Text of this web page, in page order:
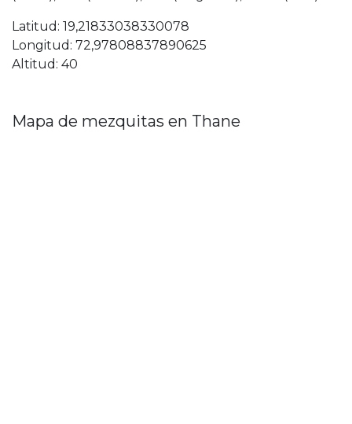
Latitud: 19,21833038330078
Longitud: 72,97808837890625
Altitud: 40
Mapa de mezquitas en Thane